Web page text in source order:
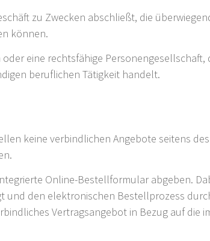
zu Zwecken abschließt, die
können.
eine rechtsfähige Personengesellschaft,
beruflichen Tätigkeit handelt.
keine verbindlichen Angebote seitens
Online-Bestellformular abgeben.
und den elektronischen Bestellprozess
Vertragsangebot in Bezug auf die